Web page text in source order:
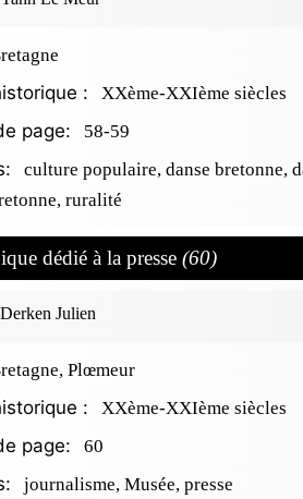
: XXème-XXIème siècles
page: 58-59
culture populaire, danse bretonne,
ruralité
dédié à la presse (60)
Derken Julien
Plœmeur
: XXème-XXIème siècles
page: 60
journalisme, Musée, presse